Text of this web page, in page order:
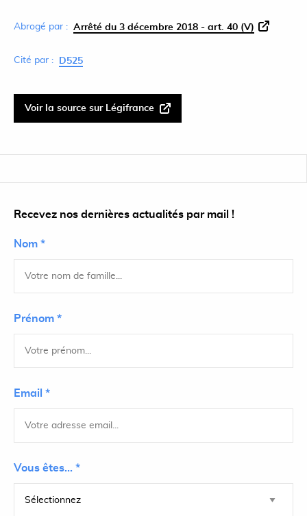
Abrogé par : Arrêté du 3 décembre 2018 - art. 40 (V)
Cité par : D525
Voir la source sur Légifrance
Recevez nos dernières actualités par mail !
Nom *
Prénom *
Email *
Vous êtes... *